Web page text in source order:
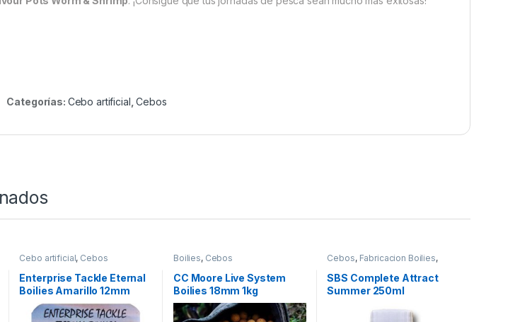
Categorías: Cebo artificial ,Cebos
Cebo artificial, Cebos
Enterprise Tackle Eternal
Boilies Amarillo 12mm
Boilies, Cebos
CC Moore Live System
Boilies 18mm 1kg
Cebos, Fabricacion Boilies,
SBS Complete Attract
Summer 250ml